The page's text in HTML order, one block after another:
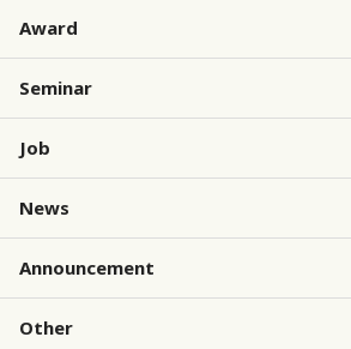
Award
Seminar
Job
News
Announcement
Other